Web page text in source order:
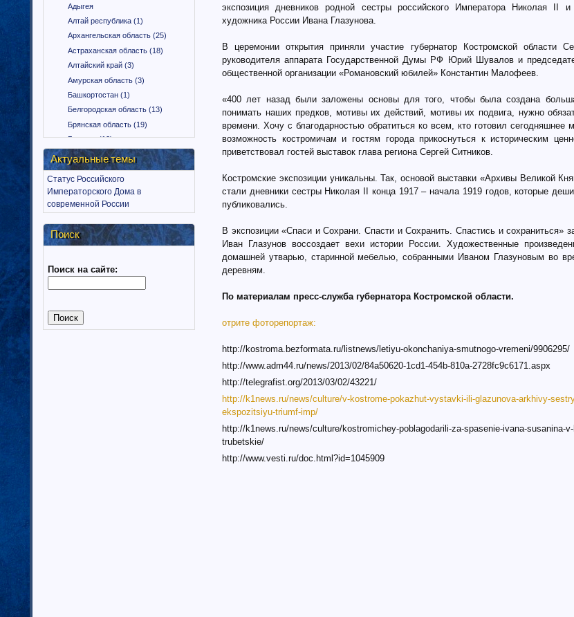
Адыгея
Алтай республика (1)
Архангельская область (25)
Астраханская область (18)
Алтайский край (3)
Амурская область (3)
Башкортостан (1)
Белгородская область (13)
Брянская область (19)
Бурятия (12)
Владимирская область (15)
Вологодская область (9)
Воронежская область (18)
Дагестан (1)
Еврейская автономная область
(1)
Забайкальский край (2)
Иркутская область (11)
Калмыкия (6)
Калужская область (37)
Актуальные темы
Статус Российского
Императорского Дома в
современной России
Поиск
Поиск на сайте:
экспозиция дневников родной сестры российского Императора Николая II и
художника России Ивана Глазунова.
В церемонии открытия приняли участие губернатор Костромской области
руководителя аппарата Государственной Думы РФ Юрий Шувалов и
общественной организации «Романовский юбилей» Константин Малофеев.
«400 лет назад были заложены основы для того, чтобы была создана
понимать наших предков, мотивы их действий, мотивы их подвига, нужно
времени. Хочу с благодарностью обратиться ко всем, кто готовил сегодняшнее
возможность костромичам и гостям города прикоснуться к историческим
приветствовал гостей выставок глава региона Сергей Ситников.
Костромские экспозиции уникальны. Так, основой выставки «Архивы Великой
стали дневники сестры Николая II конца 1917 – начала 1919 годов, которые
публиковались.
В экспозиции «Спаси и Сохрани. Спасти и Сохранить. Спастись и сохраниться»
Иван Глазунов воссоздает вехи истории России. Художественные
домашней утварью, старинной мебелью, собранными Иваном Глазуновым во
деревням.
По материалам пресс-служба губернатора Костромской области.
отрите фоторепортаж:
http://kostroma.bezformata.ru/listnews/letiyu-okonchaniya-smutnogo-vremeni/9906295/
http://www.adm44.ru/news/2013/02/84a50620-1cd1-454b-810a-2728fc9c6171.aspx
http://telegrafist.org/2013/03/02/43221/
http://k1news.ru/news/culture/v-kostrome-pokazhut-vystavki-ili-glazunova-arkhivy-
ekspozitsiyu-triumf-imp/
http://k1news.ru/news/culture/kostromichey-poblagodarili-za-spasenie-ivana-susanina-
trubetskie/
http://www.vesti.ru/doc.html?id=1045909